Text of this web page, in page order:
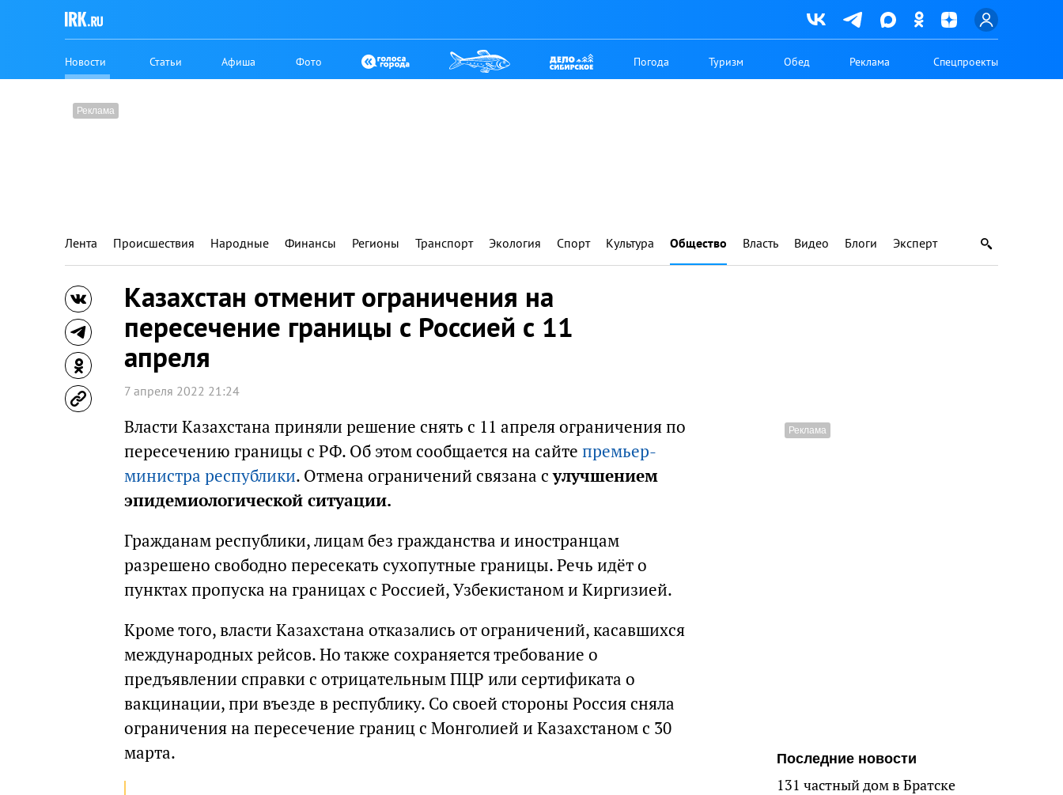
Новости Статьи Афиша Фото Погода Туризм Обед Реклама Спецпроекты
Лента Происшествия Народные Финансы Регионы Транспорт Экология Спорт Культура Общество Власть Видео Блоги Эксперт
Казахстан отменит ограничения на
пересечение границы с Россией с 11
апреля
7 апреля 2022 21:24
Власти Казахстана приняли решение снять с 11 апреля ограничения по
пересечению границы с РФ. Об этом сообщается на сайте премьер-
министра республики. Отмена ограничений связана сулучшением
эпидемиологической ситуации.
Гражданам республики, лицам без гражданства и иностранцам
разрешено свободно пересекать сухопутные границы. Речь идёт о
пунктах пропуска на границах с Россией, Узбекистаном и Киргизией.
Кроме того, власти Казахстана отказались от ограничений, касавшихся
международных рейсов. Но также сохраняется требование о
предъявлении справки с отрицательным ПЦР или сертификата о
вакцинации, при въезде в республику. Со своей стороны Россия сняла
ограничения на пересечение границ с Монголией и Казахстаном с 30
марта.
Последние новости
131 частный дом в Братске